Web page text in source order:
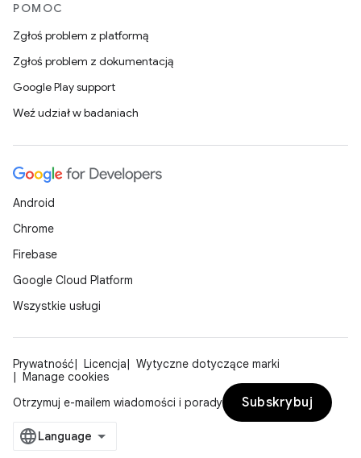
POMOC
Zgłoś problem z platformą
Zgłoś problem z dokumentacją
Google Play support
Weź udział w badaniach
Android
Chrome
Firebase
Google Cloud Platform
Wszystkie usługi
Prywatność Licencja
Wytyczne dotyczące marki
Manage cookies
Otrzymuj e-mailem wiadomości i porady
Subskrybuj